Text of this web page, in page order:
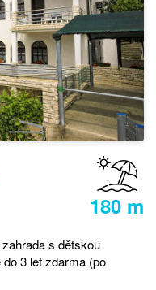
180 m
s dětskou
3 let zdarma (po